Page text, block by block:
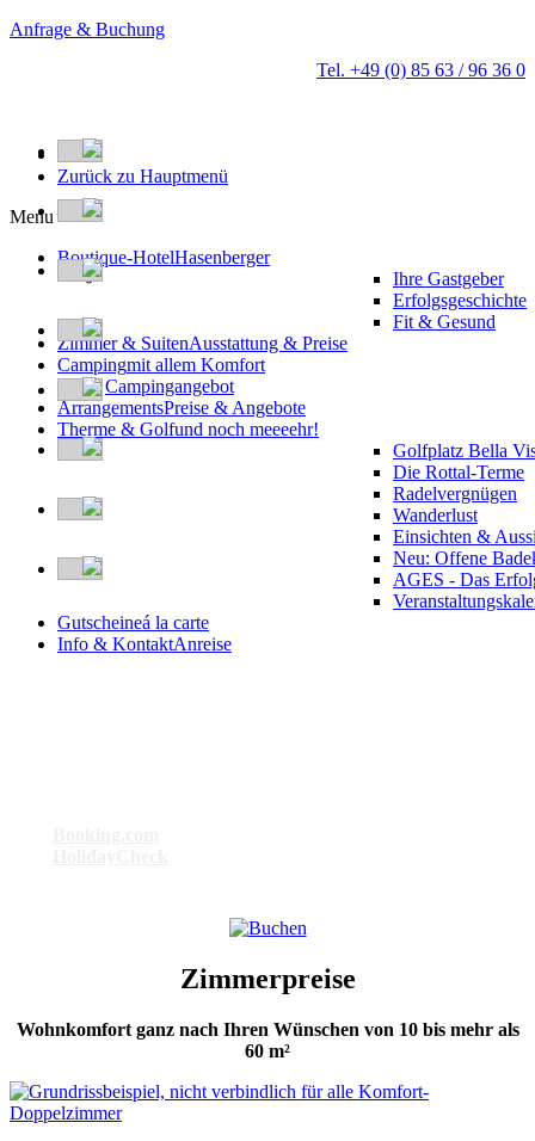
Anfrage & Buchung
Tel. +49 (0) 85 63 / 96 36 0
Zurück zu Hauptmenü
Menu
Boutique-HotelHasenberger
Ihre Gastgeber
Erfolgsgeschichte
Fit & Gesund
Zimmer & SuitenAusstattung & Preise
Campingmit allem Komfort
Campingangebot
ArrangementsPreise & Angebote
Therme & Golfund noch meeeehr!
Golfplatz Bella
Die Rottal-Terme
Radelvergnügen
Wanderlust
Einsichten &
Neu: Offene
AGES - Das
Gutscheineá la carte
Info & KontaktAnreise
Zimmerpreise
Wohnkomfort ganz nach Ihren Wünschen von 10 bis mehr als
60 m²